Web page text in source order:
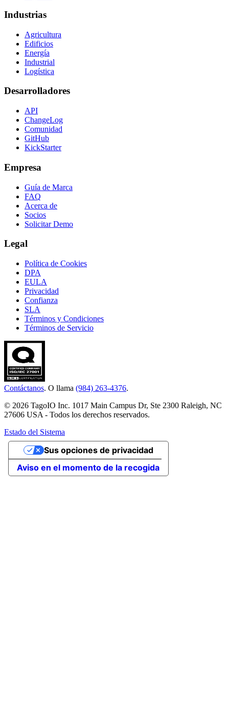
Industrias
Agricultura
Edificios
Energía
Industrial
Logística
Desarrolladores
API
ChangeLog
Comunidad
GitHub
KickStarter
Empresa
Guía de Marca
FAQ
Acerca de
Socios
Solicitar Demo
Legal
Política de Cookies
DPA
EULA
Privacidad
Confianza
SLA
Términos y Condiciones
Términos de Servicio
Contáctanos. O llama (984) 263-4376.
© 2026 TagoIO Inc. 1017 Main Campus Dr, Ste 2300 Raleigh, NC
27606 USA - Todos los derechos reservados.
Estado del Sistema
Aviso en el momento de la recogida
Sus opciones de privacidad